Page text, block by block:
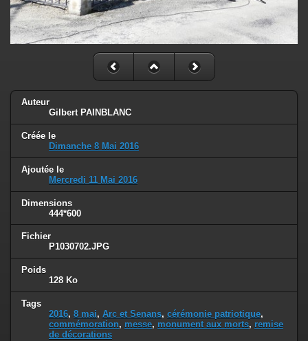
Auteur
Gilbert PAINBLANC
Créée le
Dimanche 8 Mai 2016
Ajoutée le
Mercredi 11 Mai 2016
Dimensions
444*600
Fichier
P1030702.JPG
Poids
128 Ko
Tags
2016, 8 mai, Arc et Senans, cérémonie patriotique,
commémoration, messe, monument aux morts, remise
de décorations